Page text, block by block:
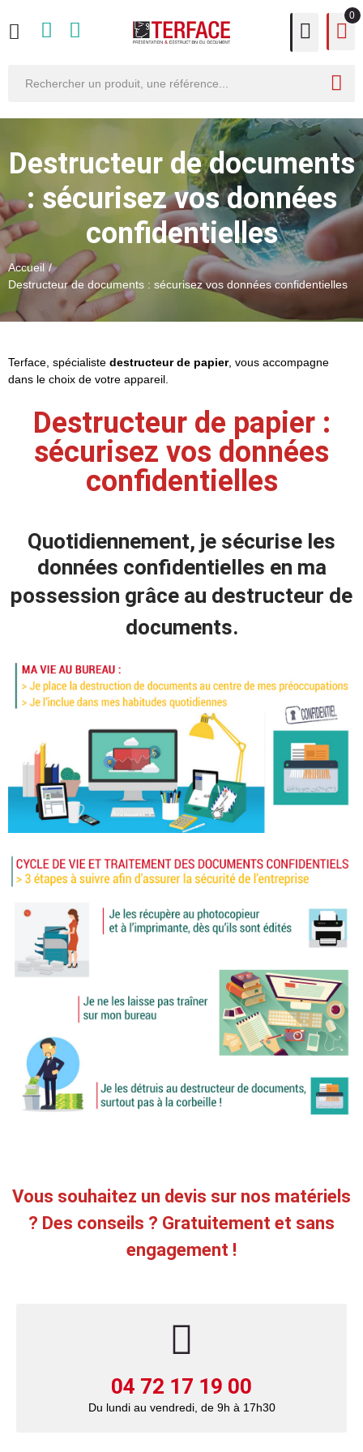
0
Destructeur de documents
: sécurisez vos données
confidentielles
Accueil
Destructeur de documents : sécurisez vos données confidentielles
Terface, spécialiste destructeur de papier, vous accompagne
dans le choix de votre appareil.
Destructeur de papier :
sécurisez vos données
confidentielles
Quotidiennement, je sécurise les
données confidentielles en ma
possession grâce au destructeur de
documents.
Vous souhaitez un devis sur nos matériels
? Des conseils ? Gratuitement et sans
engagement !
04 72 17 19 00
Du lundi au vendredi, de 9h à 17h30